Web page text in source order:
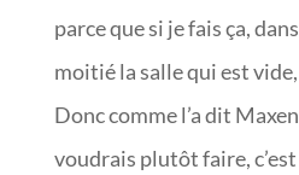
parce que si je fais ça,
moitié la salle qui est vide,
Donc comme l’a dit
voudrais plutôt faire,